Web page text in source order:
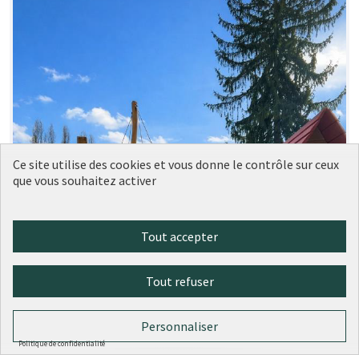
Ce site utilise des cookies et vous donne le contrôle sur ceux
que vous souhaitez activer
Tout accepter
Tout refuser
Personnaliser
Politique de confidentialité